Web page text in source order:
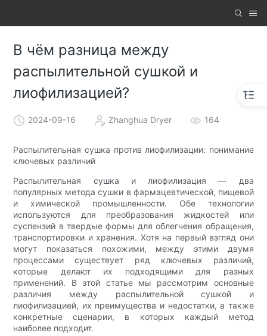
В чём разница между
распылительной сушкой и
лиофилизацией?
2024-09-16 Zhanghua Dryer 164
Распылительная сушка против лиофилизации: понимание
ключевых различий
Распылительная сушка и лиофилизация — два
популярных метода сушки в фармацевтической, пищевой
и химической промышленности. Обе технологии
используются для преобразования жидкостей или
суспензий в твердые формы для облегчения обращения,
транспортировки и хранения. Хотя на первый взгляд они
могут показаться похожими, между этими двумя
процессами существует ряд ключевых различий,
которые делают их подходящими для разных
применений. В этой статье мы рассмотрим основные
различия между распылительной сушкой и
лиофилизацией, их преимущества и недостатки, а также
конкретные сценарии, в которых каждый метод
наиболее подходит.